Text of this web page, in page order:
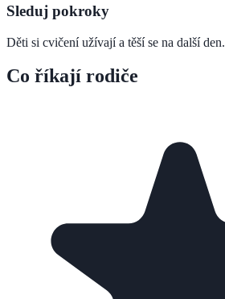
Sleduj pokroky
Děti si cvičení užívají a těší se na další den.
Co říkají rodiče